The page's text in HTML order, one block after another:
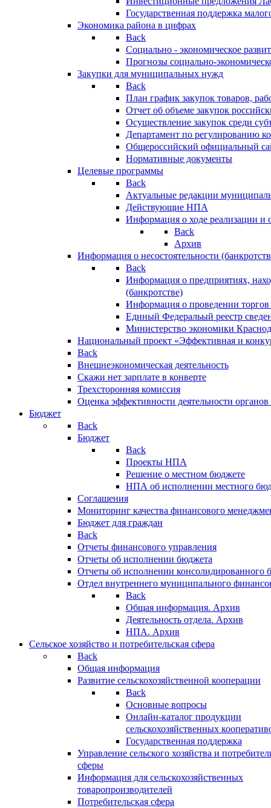
Государственная поддержка
Экономика района в цифрах
Back
Социально - экономическое
Прогнозы социально-
Закупки для муниципальных нужд
Back
План график закупок товаров,
Отчет об объеме закупок
Осуществление закупок среди
Департамент по регулированию
Общероссийский официальный
Нормативные документы
Целевые программы
Back
Актуальные редакции
Действующие НПА
Информация о ходе реализации
Back
Архив
Информация о несостоятельности
Back
Информация о предприятиях,
(банкротстве)
Информация о проведении
Единый Федеральый реестр
Министерство экономики
Национальный проект «Эффективная и
Back
Внешнеэкономическая деятельность
Скажи нет зарплате в конверте
Трехсторонняя комиссия
Оценка эффективности деятельности
Бюджет
Back
Бюджет
Back
Проекты НПА
Решение о местном бюджете
НПА об исполнении местного
Соглашения
Мониторинг качества финансового
Бюджет для граждан
Back
Отчеты финансового управления
Отчеты об исполнении бюджета
Отчеты об исполнении консолидированного
Отдел внутреннего муниципального
Back
Общая информация. Архив
Деятельность отдела. Архив
НПА. Архив
Сельское хозяйство и потребительская сфера
Back
Общая информация
Развитие сельскохозяйственной кооперации
Back
Основные вопросы
Онлайн-каталог продукции
сельскохозяйственных
Государственная поддержка
Управление сельского хозяйства и
сферы
Информация для сельскохозяйственных
товаропроизводителей
Потребительская сфера